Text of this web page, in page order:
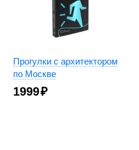
Прогулки с архитектором
по Москве
1999₽